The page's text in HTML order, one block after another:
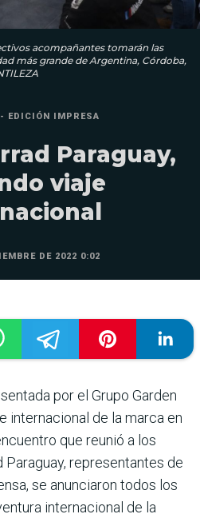
acompañantes tomarán las
más grande de Argentina, Córdoba,
EDICIÓN IMPRESA
Paraguay,
viaje
DE 2022 0:02
por el Grupo Garden
inter­nacional de la marca en
que reunió a los
representantes de
se anun­ciaron todos los
interna­cional de la